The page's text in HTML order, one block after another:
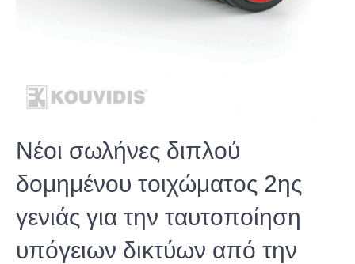
Νέοι σωλήνες διπλού
δομημένου τοιχώματος 2ης
γενιάς για την ταυτοποίηση
υπόγειων δικτύων από την